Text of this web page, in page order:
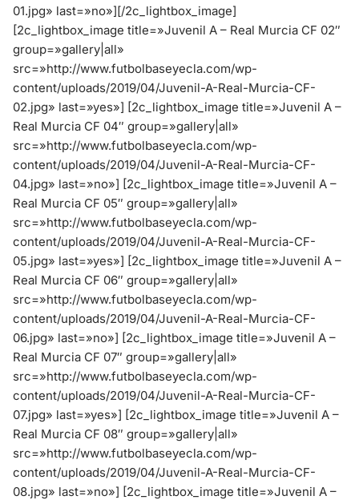
01.jpg» last=»no»][/2c_lightbox_image]
[2c_lightbox_image title=»Juvenil A – Real Murcia CF 02″
group=»gallery|all»
src=»http://www.futbolbaseyecla.com/wp-
content/uploads/2019/04/Juvenil-A-Real-Murcia-CF-
02.jpg» last=»yes»] [2c_lightbox_image title=»Juvenil A –
Real Murcia CF 04″ group=»gallery|all»
src=»http://www.futbolbaseyecla.com/wp-
content/uploads/2019/04/Juvenil-A-Real-Murcia-CF-
04.jpg» last=»no»] [2c_lightbox_image title=»Juvenil A –
Real Murcia CF 05″ group=»gallery|all»
src=»http://www.futbolbaseyecla.com/wp-
content/uploads/2019/04/Juvenil-A-Real-Murcia-CF-
05.jpg» last=»yes»] [2c_lightbox_image title=»Juvenil A –
Real Murcia CF 06″ group=»gallery|all»
src=»http://www.futbolbaseyecla.com/wp-
content/uploads/2019/04/Juvenil-A-Real-Murcia-CF-
06.jpg» last=»no»] [2c_lightbox_image title=»Juvenil A –
Real Murcia CF 07″ group=»gallery|all»
src=»http://www.futbolbaseyecla.com/wp-
content/uploads/2019/04/Juvenil-A-Real-Murcia-CF-
07.jpg» last=»yes»] [2c_lightbox_image title=»Juvenil A –
Real Murcia CF 08″ group=»gallery|all»
src=»http://www.futbolbaseyecla.com/wp-
content/uploads/2019/04/Juvenil-A-Real-Murcia-CF-
08.jpg» last=»no»] [2c_lightbox_image title=»Juvenil A –